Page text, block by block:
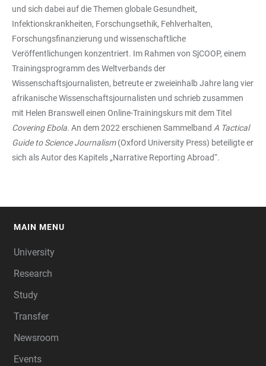
und sich dabei auf die Themen globale Gesundheit,
Infektionskrankheiten, Forschungsethik, Fehlverhalten,
Forschungsfinanzierung und wissenschaftliche
Veröffentlichungen konzentriert. Im Rahmen von SjCOOP, einem
Trainingsprogramm des Weltverbands der
Wissenschaftsjournalisten, betreute er zweieinhalb Jahre lang vier
afrikanische Wissenschaftsjournalisten und schrieb zusammen
mit Helen Branswell einen Online-Trainingskurs mit dem Titel
Covering Ebola. An dem 2022 erschienen Sammelband A Tactical
Guide to Science Journalism(Oxford University Press) beteiligte er
sich als Autor des Kapitels „Narrative Reporting Abroad“.
MAIN MENU
University
Research
Study
Transfer
Newsroom
Events